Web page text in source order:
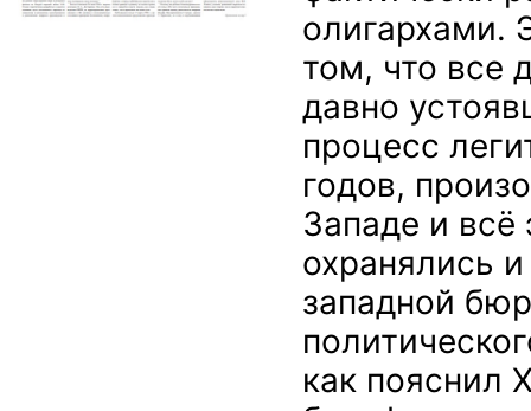
олигархами.
том, что все
давно
процесс
годов,
Западе и всё
охранялись
западной
как пояснил